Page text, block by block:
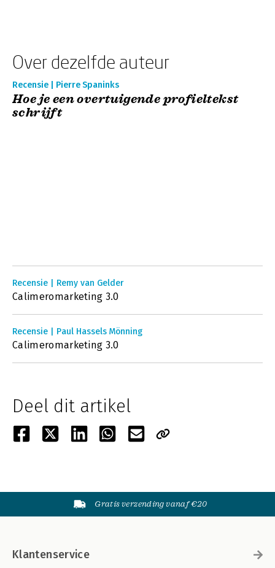
Over dezelfde auteur
Recensie | Pierre Spaninks
Hoe je een overtuigende profieltekst
schrijft
Recensie | Remy van Gelder
Calimeromarketing 3.0
Recensie | Paul Hassels Mönning
Calimeromarketing 3.0
Deel dit artikel
Gratis verzending vanaf €20
Klantenservice